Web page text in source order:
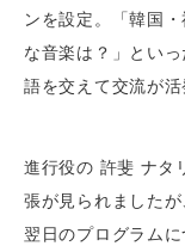
ンを設定。「韓国
な音楽は？」とい
語を交えて交流が活
進行役の 許斐 ナタ
張が見られました
翌日のプログラム